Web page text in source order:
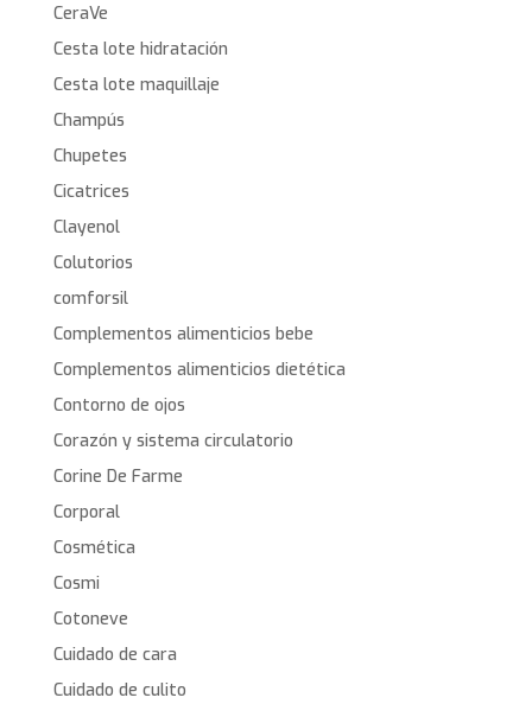
CeraVe
Cesta lote hidratación
Cesta lote maquillaje
Champús
Chupetes
Cicatrices
Clayenol
Colutorios
comforsil
Complementos alimenticios bebe
Complementos alimenticios dietética
Contorno de ojos
Corazón y sistema circulatorio
Corine De Farme
Corporal
Cosmética
Cosmi
Cotoneve
Cuidado de cara
Cuidado de culito